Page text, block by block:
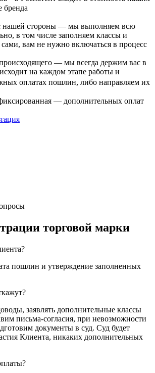
бренда
нашей стороны — мы выполняем всю
в том числе заполняем классы и
вам не нужно включаться в процесс
— мы всегда держим вас в
на каждом этапе работы и
оплатах пошлин, либо направляем их
— дополнительных оплат
торговой марки
пошлин и утверждение заполненных
заявлять дополнительные классы
письма-согласия, при невозможности
документы в суд. Суд будет
Клиента, никаких дополнительных